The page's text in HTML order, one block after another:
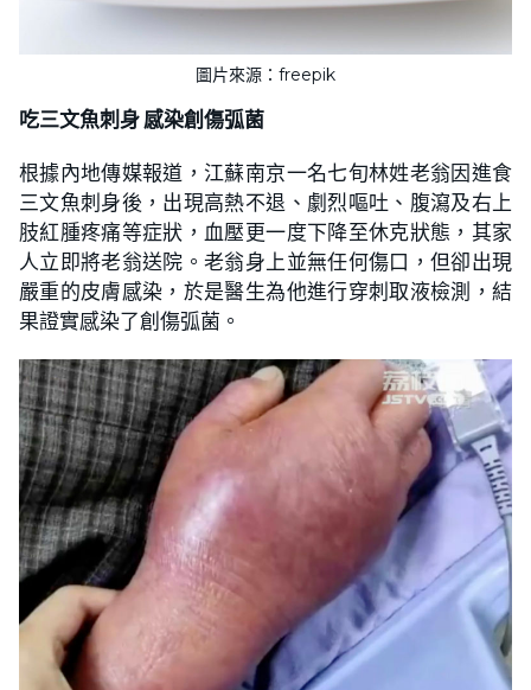
圖片來源：freepik
吃三文魚刺身 感染創傷弧菌
根據內地傳媒報道，江蘇南京一名七旬林姓老翁因進食
三文魚刺身後，出現高熱不退、劇烈嘔吐、腹瀉及右上
肢紅腫疼痛等症狀，血壓更一度下降至休克狀態，其家
人立即將老翁送院。老翁身上並無任何傷口，但卻出現
嚴重的皮膚感染，於是醫生為他進行穿刺取液檢測，結
果證實感染了創傷弧菌。